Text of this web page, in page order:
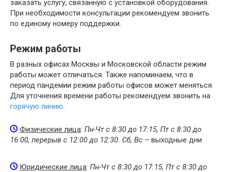
заказать услугу, связанную с установкой оборудования.
При необходимости консультации рекомендуем звонить
по единому номеру поддержки.
Режим работы
В разных офисах Москвы и Московской области режим
работы может отличаться. Также напоминаем, что в
период пандемии режим работы офисов может меняться.
Для уточнения времени работы рекомендуем звонить на
горячую линию.
Физические лица: Пн-Чт с 8:30 до 17:15, Пт с 8:30 до
16:00, перерыв с 12:00 до 12:30. Сб, Вс – выходные дни
Юридические лица: Пн-Чт с 8:30 до 17:15, Пт с 8:30 до